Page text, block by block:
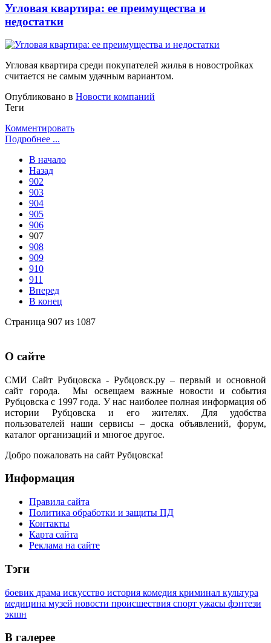
Угловая квартира: ее преимущества и
недостатки
Угловая квартира среди покупателей жилья в новостройках
считается не самым удачным вариантом.
Опубликовано в Новости компаний
Теги
Комментировать
Подробнее ...
В начало
Назад
902
903
904
905
906
907
908
909
910
911
Вперед
В конец
Страница 907 из 1087
О сайте
СМИ Сайт Рубцовска - Рубцовск.ру – первый и основной
сайт города. Мы освещаем важные новости и события
Рубцовска с 1997 года. У нас наиболее полная информация об
истории Рубцовска и его жителях. Для удобства
пользователей наши сервисы – доска объявлений, форум,
каталог организаций и многое другое.
Добро пожаловать на сайт Рубцовска!
Информация
Правила сайта
Политика обработки и защиты ПД
Контакты
Карта сайта
Реклама на сайте
Тэги
боевик драма искусство история комедия криминал культура
медицина музей новости происшествия спорт ужасы фэнтези
экшн
В галерее